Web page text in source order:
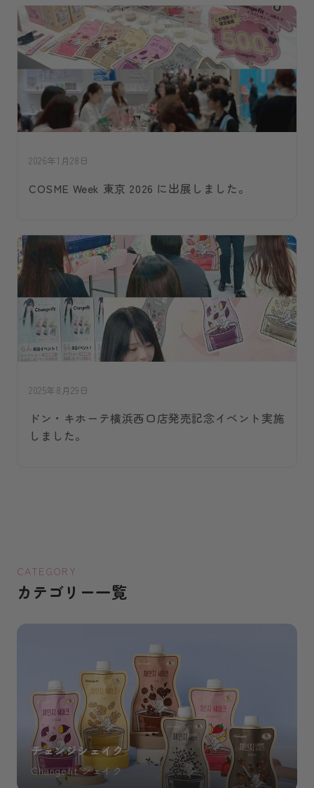
2026年1月28日
COSME Week 東京 2026 に出展しました。
2025年8月29日
ドン・キホーテ横浜西口店発売記念イベント実施
しました。
CATEGORY
カテゴリー一覧
チェンジシェイク
Changefit シェイク